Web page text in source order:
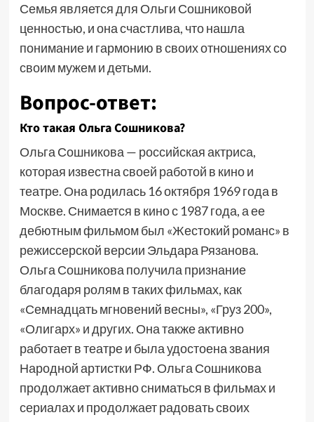
Семья является для Ольги Сошниковой
ценностью, и она счастлива, что нашла
понимание и гармонию в своих отношениях со
своим мужем и детьми.
Вопрос-ответ:
Кто такая Ольга Сошникова?
Ольга Сошникова — российская актриса,
которая известна своей работой в кино и
театре. Она родилась 16 октября 1969 года в
Москве. Снимается в кино с 1987 года, а ее
дебютным фильмом был «Жестокий романс» в
режиссерской версии Эльдара Рязанова.
Ольга Сошникова получила признание
благодаря ролям в таких фильмах, как
«Семнадцать мгновений весны», «Груз 200»,
«Олигарх» и других. Она также активно
работает в театре и была удостоена звания
Народной артистки РФ. Ольга Сошникова
продолжает активно сниматься в фильмах и
сериалах и продолжает радовать своих